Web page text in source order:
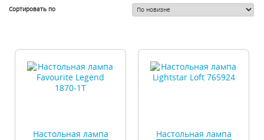
Сортировать по
Настольная лампа
Настольная лампа